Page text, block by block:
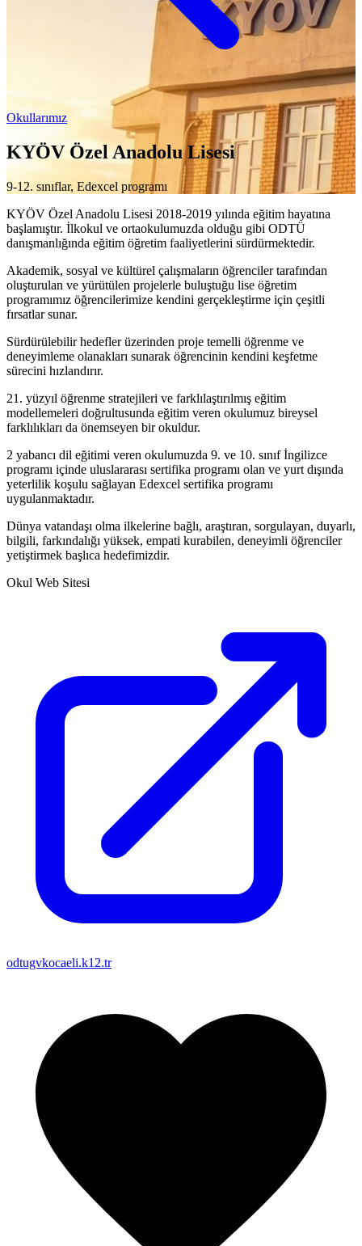
Okullarımız
KYÖV Özel Anadolu Lisesi
9-12. sınıflar, Edexcel programı
KYÖV Özel Anadolu Lisesi 2018-2019 yılında eğitim hayatına
başlamıştır. İlkokul ve ortaokulumuzda olduğu gibi ODTÜ
danışmanlığında eğitim öğretim faaliyetlerini sürdürmektedir.
Akademik, sosyal ve kültürel çalışmaların öğrenciler tarafından
oluşturulan ve yürütülen projelerle buluştuğu lise öğretim
programımız öğrencilerimize kendini gerçekleştirme için çeşitli
fırsatlar sunar.
Sürdürülebilir hedefler üzerinden proje temelli öğrenme ve
deneyimleme olanakları sunarak öğrencinin kendini keşfetme
sürecini hızlandırır.
21. yüzyıl öğrenme stratejileri ve farklılaştırılmış eğitim
modellemeleri doğrultusunda eğitim veren okulumuz bireysel
farklılıkları da önemseyen bir okuldur.
2 yabancı dil eğitimi veren okulumuzda 9. ve 10. sınıf İngilizce
programı içinde uluslararası sertifika programı olan ve yurt dışında
yeterlilik koşulu sağlayan Edexcel sertifika programı
uygulanmaktadır.
Dünya vatandaşı olma ilkelerine bağlı, araştıran, sorgulayan, duyarlı,
bilgili, farkındalığı yüksek, empati kurabilen, deneyimli öğrenciler
yetiştirmek başlıca hedefimizdir.
Okul Web Sitesi
odtugvkocaeli.k12.tr